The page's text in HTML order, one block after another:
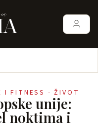
I FITNESS - ŽIVOT
unije:
noktima i